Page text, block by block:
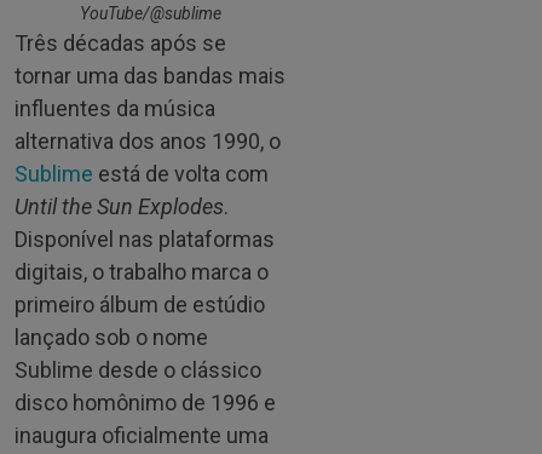
YouTube/@sublime
Três décadas após se
tornar uma das bandas mais
influentes da música
alternativa dos anos 1990, o
Sublime está de volta com
Until the Sun Explodes.
Disponível nas plataformas
digitais, o trabalho marca o
primeiro álbum de estúdio
lançado sob o nome
Sublime desde o clássico
disco homônimo de 1996 e
inaugura oficialmente uma